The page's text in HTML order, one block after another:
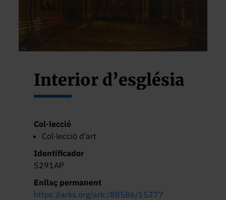
Interior d’església
Col·lecció
Col·lecció d’art
Identificador
5291AP
Enllaç permanent
https://arks.org/ark:/88586/15277